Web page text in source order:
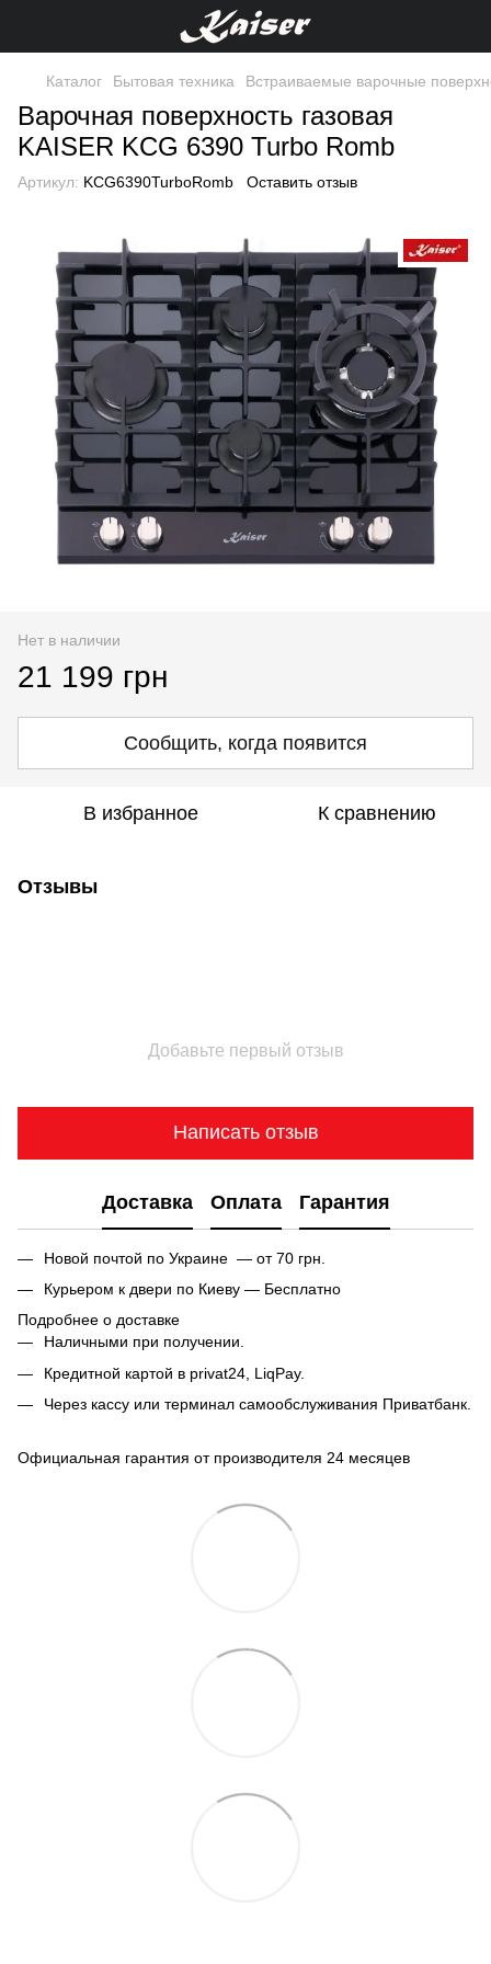
Каталог Бытовая техника Встраиваемые варочные
Варочная поверхность газовая
KAISER KCG 6390 Turbo Romb
Артикул: KCG6390TurboRomb Оставить отзыв
Нет в наличии
21 199 грн
Сообщить, когда появится
В избранное К сравнению
Отзывы
Добавьте первый отзыв
Написать отзыв
Доставка Оплата Гарантия
Новой почтой по Украине — от 70 грн.
Курьером к двери по Киеву — Бесплатно
Подробнее о доставке
Наличными при получении.
Кредитной картой в privat24, LiqPay.
Через кассу или терминал самообслуживания Приватбанк.
Официальная гарантия от производителя 24 месяцев